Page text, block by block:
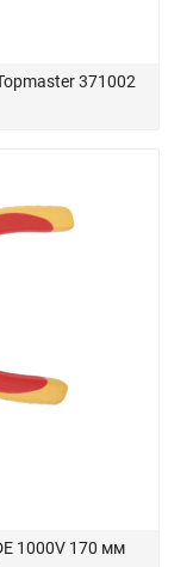
371002
1000V 170 мм